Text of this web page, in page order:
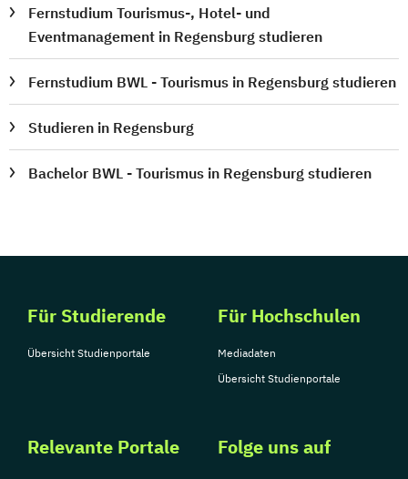
Fernstudium Tourismus-, Hotel- und
Eventmanagement in Regensburg studieren
Fernstudium BWL - Tourismus in Regensburg studieren
Studieren in Regensburg
Bachelor BWL - Tourismus in Regensburg studieren
Für Studierende
Übersicht Studienportale
Für Hochschulen
Mediadaten
Übersicht Studienportale
Relevante Portale Folge uns auf